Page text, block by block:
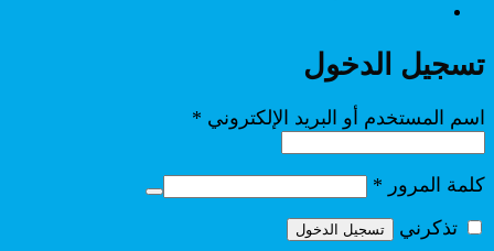
تسجيل الدخول
اسم المستخدم أو البريد الإلكتروني *
كلمة المرور * مطلوبة
تذكرني تسجيل الدخول